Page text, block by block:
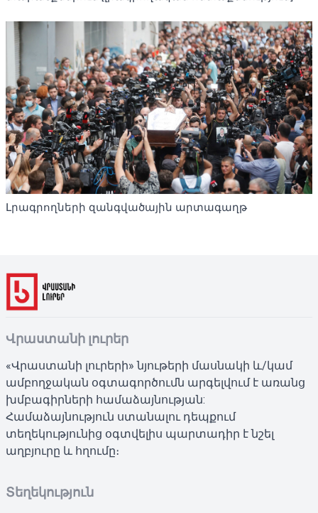
Լրագրողների զանգվածային արտագաղթ
Վրաստանի լուրեր
«Վրաստանի լուրերի» նյութերի մասնակի և/կամ
ամբողջական օգտագործումն արգելվում է առանց
խմբագիրների համաձայնության:
Համաձայնություն ստանալու դեպքում
տեղեկությունից օգտվելիս պարտադիր է նշել
աղբյուրը և հղումը։
Տեղեկություն